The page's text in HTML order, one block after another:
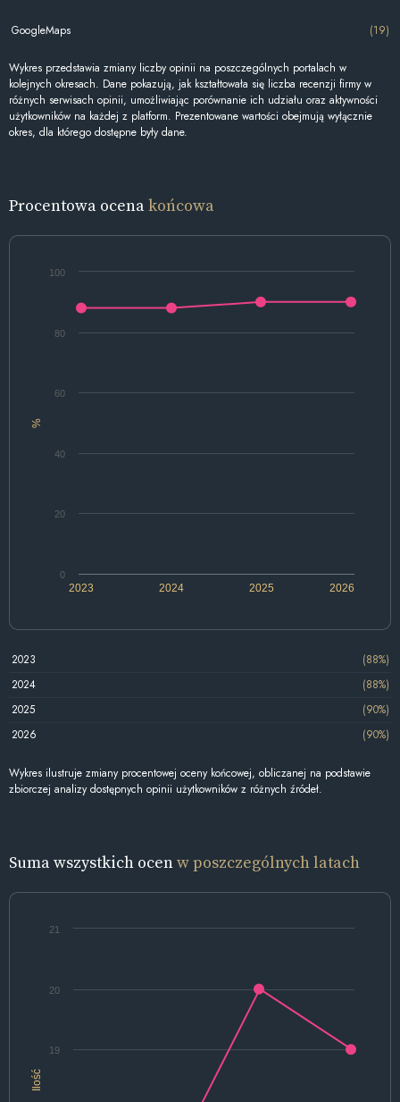
GoogleMaps (19)
Wykres przedstawia zmiany liczby opinii na poszczególnych portalach w
kolejnych okresach. Dane pokazują, jak kształtowała się liczba recenzji firmy w
różnych serwisach opinii, umożliwiając porównanie ich udziału oraz aktywności
użytkowników na każdej z platform. Prezentowane wartości obejmują wyłącznie
okres, dla którego dostępne były dane.
Procentowa ocenakońcowa
%
2024 2026
2023 2025
0
20
40
60
80
100
2023
(88%)
2024
(88%)
2025
(90%)
2026
(90%)
Wykres ilustruje zmiany procentowej oceny końcowej, obliczanej na podstawie
zbiorczej analizy dostępnych opinii użytkowników z różnych źródeł.
Suma wszystkich ocenw poszczególnych latach
Ilość
19
20
21